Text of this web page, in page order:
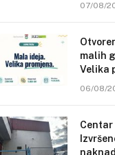
07/08/
malih
Velika
06/08/
Centar